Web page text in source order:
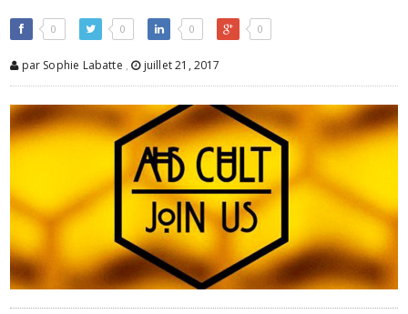
0 0 0 0
par Sophie Labatte , juillet 21, 2017